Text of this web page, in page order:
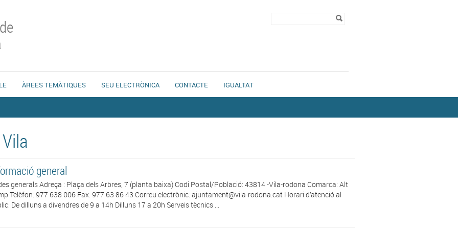
ÀREES TEMÀTIQUES SEU ELECTRÒNICA CONTACTE IGUALTAT
general
generals Adreça : Plaça dels Arbres, 7 (planta baixa) Codi Postal/Població: 43814 -Vila-rodona Comarca: Alt
Telèfon: 977 638 006 Fax: 977 63 86 43 Correu electrònic: ajuntament@vila-rodona.cat Horari d’atenció al
De dilluns a divendres de 9 a 14h Dilluns 17 a 20h Serveis tècnics ...